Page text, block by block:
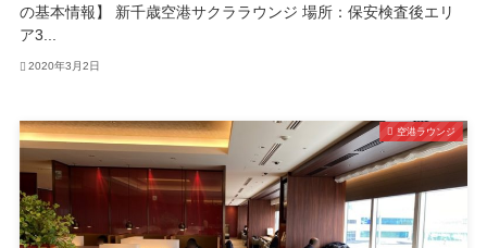
の基本情報】 新千歳空港サクララウンジ 場所：保安検査後エリ
ア3...
2020年3月2日
空港ラウンジ